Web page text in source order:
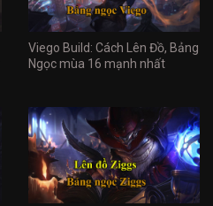
Viego Build: Cách Lên Đồ, Bảng
Ngọc mùa 16 mạnh nhất